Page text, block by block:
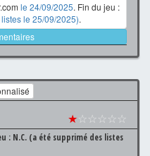
le 24/09/2025. Fin du jeu :
le 25/09/2025).
★☆☆☆☆☆
: N.C. (a été supprimé des listes